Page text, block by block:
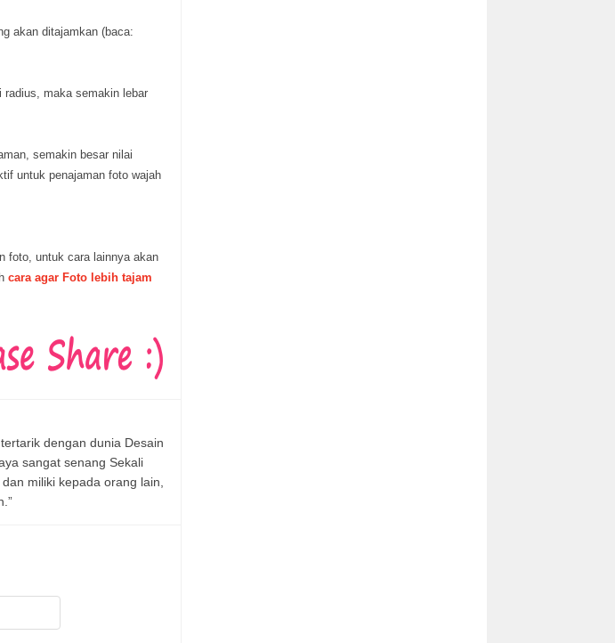
akan ditajamkan (baca:
maka semakin lebar
semakin besar nilai
untuk penajaman foto wajah
foto, untuk cara lainnya akan
cara agar Foto lebih tajam
dengan dunia Desain
sangat senang Sekali
miliki kepada orang lain,